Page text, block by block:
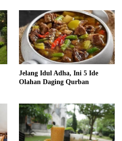
Jelang Idul Adha, Ini 5 Ide
Olahan Daging Qurban